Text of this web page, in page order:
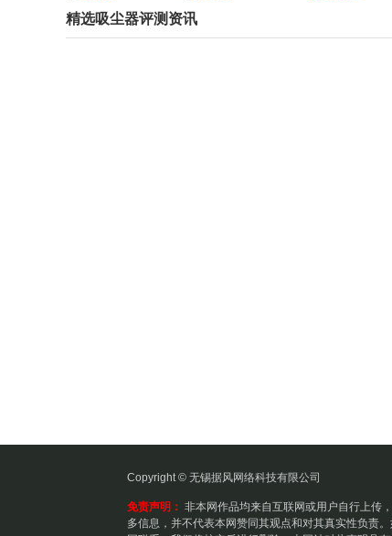
精选吸尘器评测资讯
Copyright © 无锡据风网络科技有限公司
免责声明： 非本网作品均来自互联网或用户自行上传
多信息，并不代表本网赞同其观点和对其真实性负责